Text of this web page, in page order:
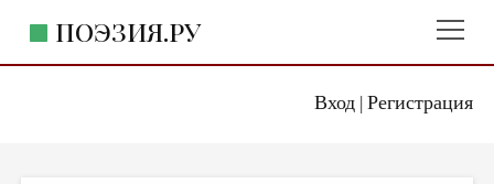
Вход| Регистрация
ПОЭЗИЯ.РУ